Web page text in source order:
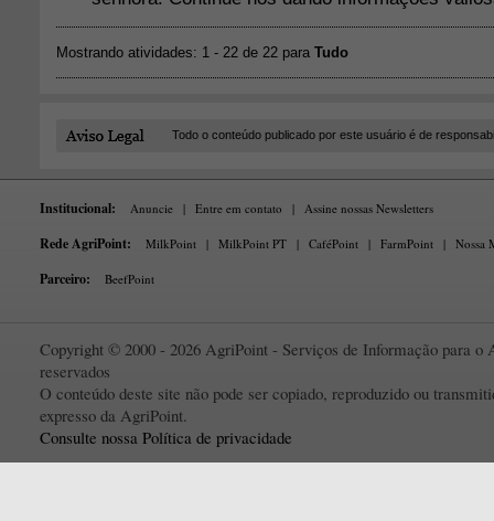
Todo o conteúdo publicado por este usuário é de
Institucional: Anuncie | Entre em contato | Assine nossas Newsletters
Rede AgriPoint: MilkPoint | MilkPoint PT | CaféPoint | FarmPoint | Nossa
Parceiro: BeefPoint
Copyright © 2000 - 2026 AgriPoint - Serviços de Informação para o
reservados
O conteúdo deste site não pode ser copiado, reproduzido ou
expresso da AgriPoint.
Consulte nossa Política de privacidade